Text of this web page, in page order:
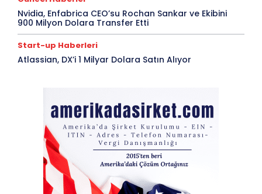
Nvidia, Enfabrica CEO’su Rochan Sankar ve Ekibini
900 Milyon Dolara Transfer Etti
Start-up Haberleri
Atlassian, DX’i 1 Milyar Dolara Satın Alıyor